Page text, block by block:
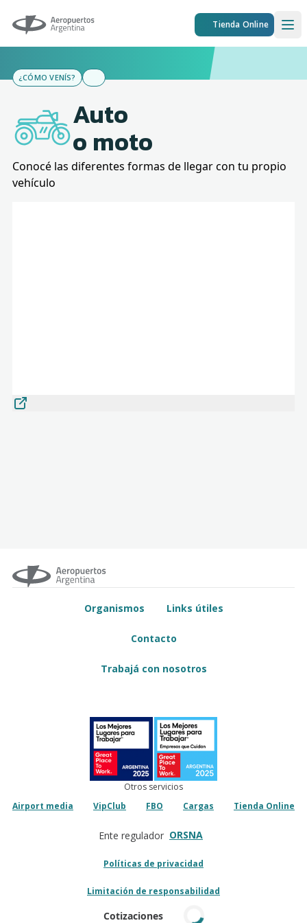
Aeropuertos Argentina Tienda Online
¿CÓMO VENÍS?
Auto
o moto
Conocé las diferentes formas de llegar con tu propio
vehículo
Organismos Links útiles
Contacto
Trabajá con nosotros
Otros servicios
Airport media
VipClub FBO Cargas Tienda Online
Ente regulador ORSNA
Políticas de privacidad
Limitación de responsabilidad
Cotizaciones